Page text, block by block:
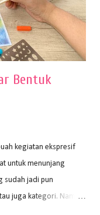
Bentuk
kegiatan ekspresif
untuk menunjang
sudah jadi pun
juga kategori. Namun,